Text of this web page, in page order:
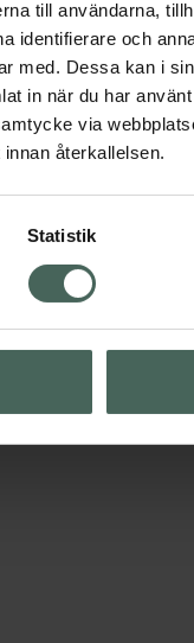
till användarna,
identifierare och
med. Dessa kan i
in när du har
via
återkallelsen.
Statistik